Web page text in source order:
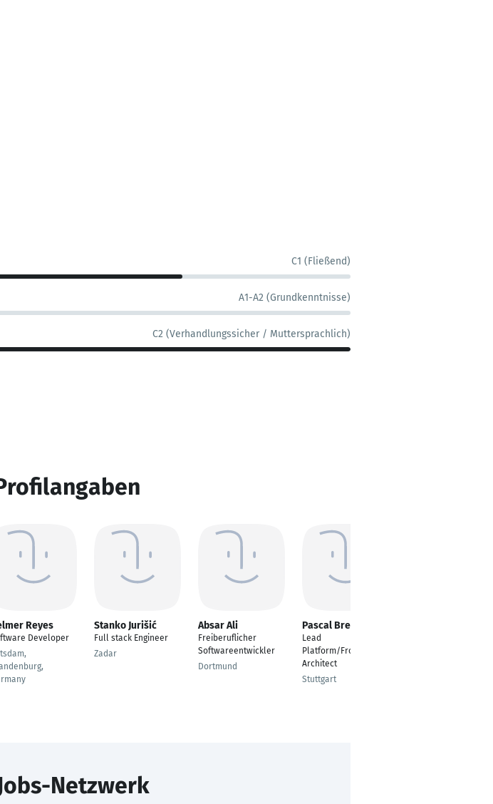
C1 (Fließend)
A1-A2 (Grundkenntnisse)
C2 (Verhandlungssicher / Muttersprachlich)
Reyes
Developer
Stanko Jurišić
Full stack Engineer
Zadar
Absar Ali
Freiberuflicher
Softwareentwickler
Dortmund
Pascal Brewing
Lead
Platform/Frontend
Architect
Stuttgart
Netzwerk